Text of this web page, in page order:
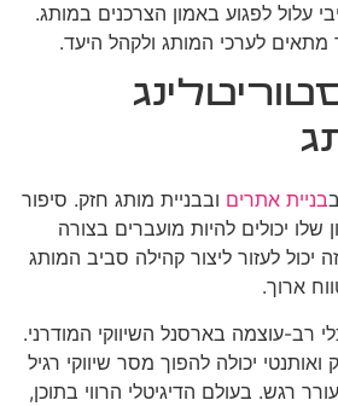
עלול לפגוע באמון הצרכנים במותג.
מתאים לערכי המותג ולקהל היעד.
בניית אתרים ובבניית מותג חזק. סיפור
שלו יכולים להיות מועברים בצורה
יכול לעזור ליצור קהילה סביב המותג
ארוך.
רב-עוצמה בארסנל השיווקי המודרני.
יכולה להפוך מסר שיווקי רגיל
רגש. בעולם הדיגיטלי הרווי בתוכן,